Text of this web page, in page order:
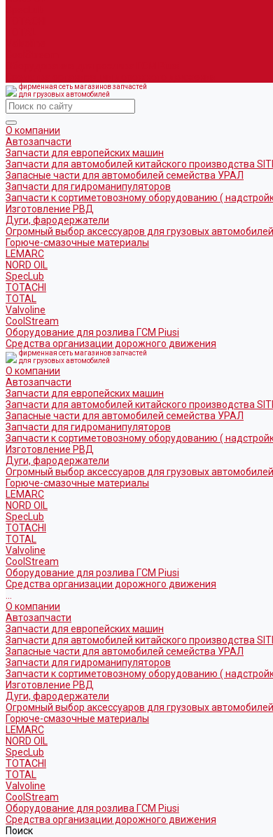
фирменная сеть магазинов запчастей
для грузовых автомобилей
О компании
Автозапчасти
Запчасти для европейских машин
Запчасти для автомобилей китайского производства
Запасные части для автомобилей семейства УРАЛ
Запчасти для гидроманипуляторов
Запчасти к сортиметовозному оборудованию (
Изготовление РВД
Дуги, фародержатели
Огромный выбор аксессуаров для грузовых
Горюче-смазочные материалы
LEMARC
NORD OIL
SpecLub
TOTACHI
TOTAL
Valvoline
CoolStream
Оборудование для розлива ГСМ Piusi
Средства организации дорожного движения
фирменная сеть магазинов запчастей
для грузовых автомобилей
О компании
Автозапчасти
Запчасти для европейских машин
Запчасти для автомобилей китайского производства
Запасные части для автомобилей семейства УРАЛ
Запчасти для гидроманипуляторов
Запчасти к сортиметовозному оборудованию (
Изготовление РВД
Дуги, фародержатели
Огромный выбор аксессуаров для грузовых
Горюче-смазочные материалы
LEMARC
NORD OIL
SpecLub
TOTACHI
TOTAL
Valvoline
CoolStream
Оборудование для розлива ГСМ Piusi
Средства организации дорожного движения
О компании
Автозапчасти
Запчасти для европейских машин
Запчасти для автомобилей китайского производства
Запасные части для автомобилей семейства УРАЛ
Запчасти для гидроманипуляторов
Запчасти к сортиметовозному оборудованию (
Изготовление РВД
Дуги, фародержатели
Огромный выбор аксессуаров для грузовых
Горюче-смазочные материалы
LEMARC
NORD OIL
SpecLub
TOTACHI
TOTAL
Valvoline
CoolStream
Оборудование для розлива ГСМ Piusi
Средства организации дорожного движения
Поиск